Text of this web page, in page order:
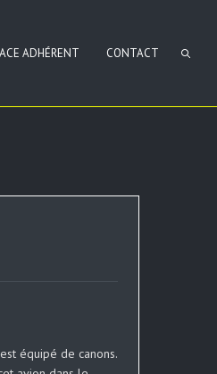
ADHÉRENT CONTACT
équipé de canons.